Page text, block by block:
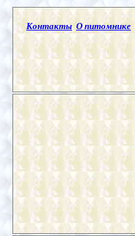
Контакты О питомнике